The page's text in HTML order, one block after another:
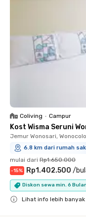
Coliving • Campur
Kost Wisma Seruni
Jemur Wonosari, Wonocolo
6.8 km dari rumah
mulai dari Rp1.650.000
-15% Rp1.402.500 /
Diskon sewa min. 6
Lihat info lebih banyak